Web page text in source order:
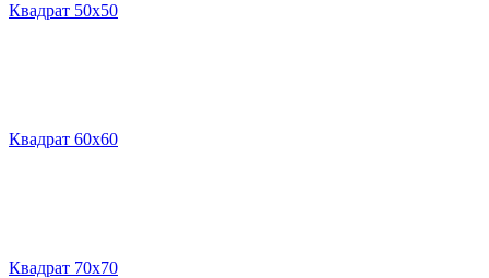
Квадрат 50х50
Квадрат 60х60
Квадрат 70х70